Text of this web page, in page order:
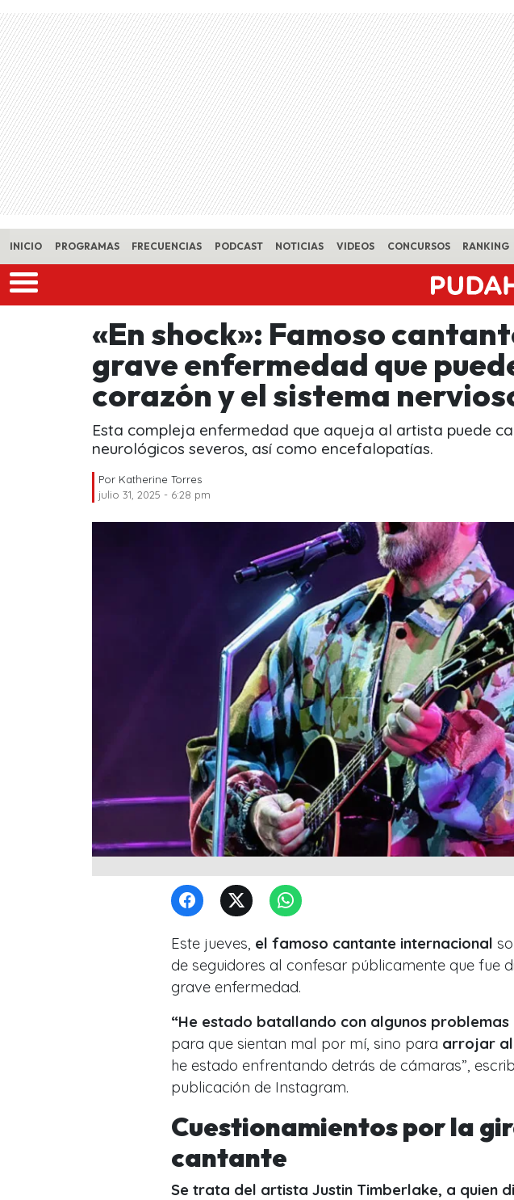
Skip to main content
INICIO PROGRAMAS FRECUENCIAS PODCAST NOTICIAS VIDEOS CONCURSOS RANKING
«En shock»: Famoso
grave enfermedad que
corazón y el sistema
Esta compleja enfermedad que aqueja al artista puede
neurológicos severos, así como encefalopatías.
Por Katherine Torres
julio 31, 2025 - 6:28 pm
Este jueves, el famoso cantante internacional
de seguidores al confesar públicamente que fue
grave enfermedad.
“He estado batallando con algunos problemas
para que sientan mal por mí, sino para arrojar
he estado enfrentando detrás de cámaras”,
publicación de Instagram.
Cuestionamientos por la
cantante
Se trata del artista Justin Timberlake, a quien